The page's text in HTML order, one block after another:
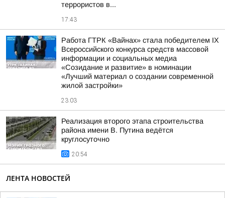
террористов в...
17:43
Работа ГТРК «Вайнах» стала победителем IX
Всероссийского конкурса средств массовой
информации и социальных медиа
«Созидание и развитие» в номинации
«Лучший материал о создании современной
жилой застройки»
23:03
Реализация второго этапа строительства
района имени В. Путина ведётся
круглосуточно
20:54
ЛЕНТА НОВОСТЕЙ